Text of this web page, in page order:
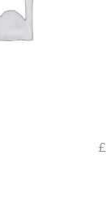
£